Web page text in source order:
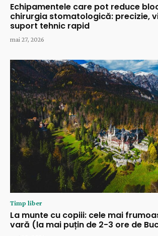
Echipamentele care pot reduce
chirurgia stomatologică: precizie,
suport tehnic rapid
mai 27, 2026
Timp liber
La munte cu copiii: cele mai
vară (la mai puțin de 2-3 ore de